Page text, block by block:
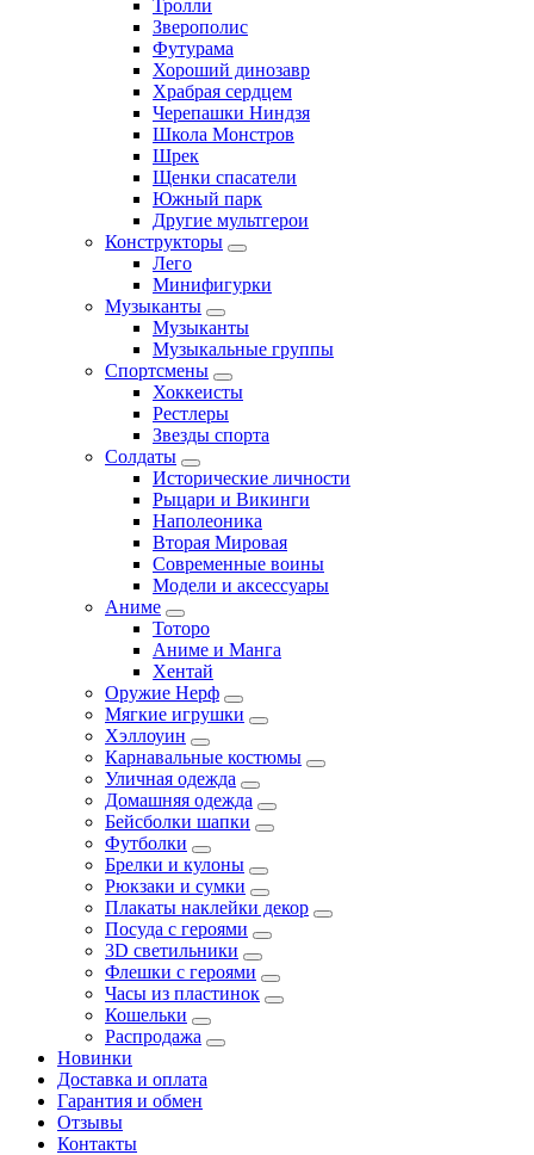
Тролли
Зверополис
Футурама
Хороший динозавр
Храбрая сердцем
Черепашки Ниндзя
Школа Монстров
Шрек
Щенки спасатели
Южный парк
Другие мультгерои
Конструкторы
Лего
Минифигурки
Музыканты
Музыканты
Музыкальные группы
Спортсмены
Хоккеисты
Рестлеры
Звезды спорта
Солдаты
Исторические личности
Рыцари и Викинги
Наполеоника
Вторая Мировая
Современные воины
Модели и аксессуары
Аниме
Тоторо
Аниме и Манга
Хентай
Оружие Нерф
Мягкие игрушки
Хэллоуин
Карнавальные костюмы
Уличная одежда
Домашняя одежда
Бейсболки шапки
Футболки
Брелки и кулоны
Рюкзаки и сумки
Плакаты наклейки декор
Посуда с героями
3D светильники
Флешки с героями
Часы из пластинок
Кошельки
Распродажа
Новинки
Доставка и оплата
Гарантия и обмен
Отзывы
Контакты